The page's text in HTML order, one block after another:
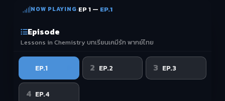
NOW PLAYING·EP 1 — EP.1
Episode
Lessons in Chemistry บทเรียนเคมีรัก พากย์ไทย
EP.1 2 EP.2 3 EP.3
4 EP.4